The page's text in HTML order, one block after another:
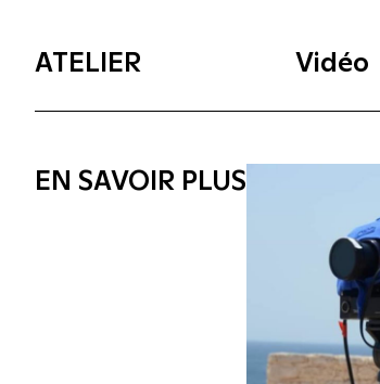
ATELIER Vidéo
EN SAVOIR PLUS